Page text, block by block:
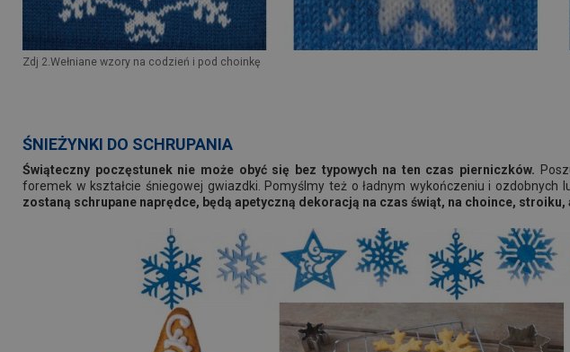
Zdj 2.Wełniane wzory na codzień i pod choinkę
ŚNIEŻYNKI DO SCHRUPANIA
Świąteczny poczęstunek nie może obyć się bez typowych na ten czas pierniczków.
foremek w kształcie śniegowej gwiazdki. Pomyślmy też o ładnym wykończeniu i ozdobnych
zostaną schrupane naprędce, będą apetyczną dekoracją na czas świąt, na choince,